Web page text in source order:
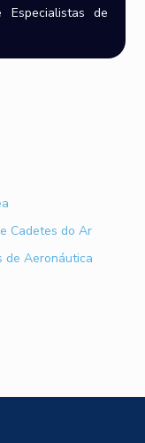
de
Cadetes do Ar
de Aeronáutica